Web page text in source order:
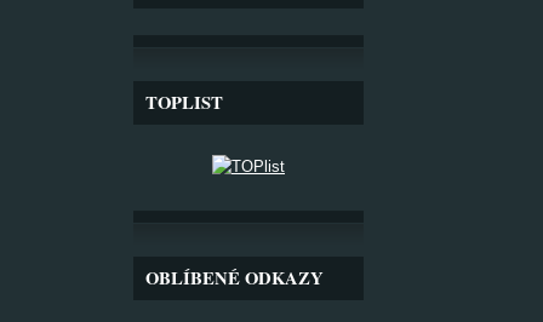
TOPLIST
OBLÍBENÉ ODKAZY